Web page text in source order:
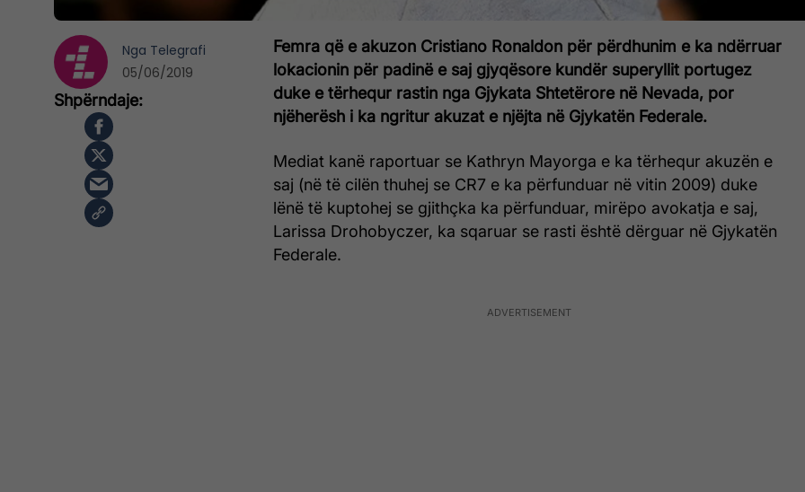
Femra që e akuzon Cristiano Ronaldon për përdhunim e ka ndërruar
lokacionin për padinë e saj gjyqësore kundër superyllit portugez
duke e tërhequr rastin nga Gjykata Shtetërore në Nevada, por
njëherësh i ka ngritur akuzat e njëjta në Gjykatën Federale.
Mediat kanë raportuar se Kathryn Mayorga e ka tërhequr akuzën e
saj (në të cilën thuhej se CR7 e ka përfunduar në vitin 2009) duke
lënë të kuptohej se gjithçka ka përfunduar, mirëpo avokatja e saj,
Larissa Drohobyczer, ka sqaruar se rasti është dërguar në Gjykatën
Federale.
Nga Telegrafi
05/06/2019